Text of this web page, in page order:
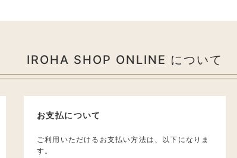
IROHA SHOP ONLINE について
お支払について
ご利用いただけるお支払い方法は、以下になりま
す。